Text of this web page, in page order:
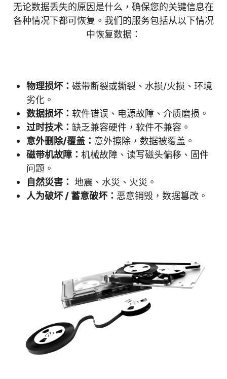
无论数据丢失的原因是什么，确保您的关键信息在
各种情况下都可恢复。我们的服务包括从以下情况
中恢复数据：
物理损坏：磁带断裂或撕裂、水损/火损、环境
劣化。
数据损坏：软件错误、电源故障、介质磨损。
过时技术：缺乏兼容硬件，软件不兼容。
意外删除/覆盖： 意外擦除，数据被覆盖。
磁带机故障：机械故障、读写磁头偏移、固件
问题。
自然災害： 地震、水災、火災。
人为破坏 / 蓄意破坏： 恶意销毁，数据篡改。